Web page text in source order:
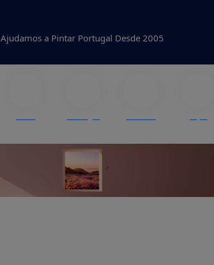
Ajudamos a Pintar Portugal Desde 2005